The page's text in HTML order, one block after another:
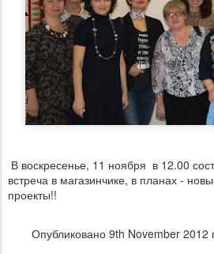
В воскресенье, 11 ноября в 12.00
встреча в магазинчике, в планах -
проекты!!
Опубликовано 9th November 2012